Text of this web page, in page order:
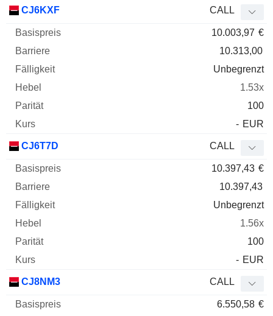
CJ6KXF CALL
10.003,97 €
10.313,00
Unbegrenzt
1.53x
100
- EUR
CJ6T7D CALL
10.397,43 €
10.397,43
Unbegrenzt
1.56x
100
- EUR
CJ8NM3 CALL
6.550,58 €